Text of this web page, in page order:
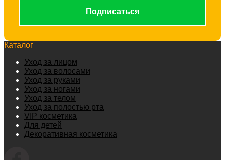
Каталог
Уход за лицом
Уход за волосами
Уход за руками
Уход за ногами
Уход за телом
Уход за полостью рта
VIP косметика
Для детей
Декоративная косметика